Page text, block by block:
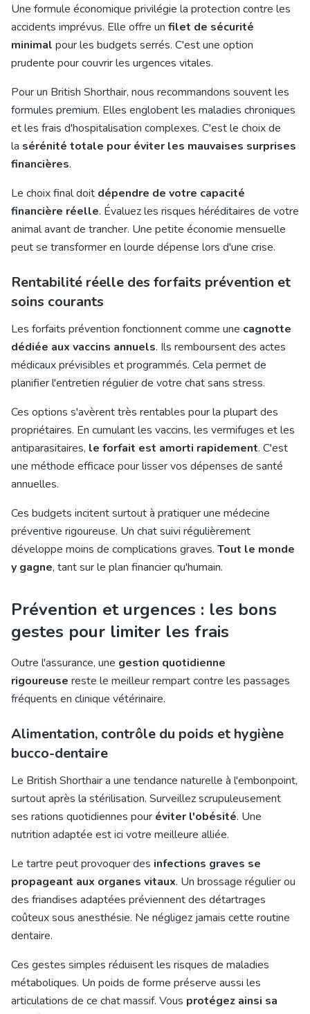
Une formule économique privilégie la protection contre les
accidents imprévus. Elle offre un filet de sécurité
minimal pour les budgets serrés. C'est une option
prudente pour couvrir les urgences vitales.
Pour un British Shorthair, nous recommandons souvent les
formules premium. Elles englobent les maladies chroniques
et les frais d'hospitalisation complexes. C'est le choix de
la sérénité totale pour éviter les mauvaises surprises
financières.
Le choix final doit dépendre de votre capacité
financière réelle. Évaluez les risques héréditaires de votre
animal avant de trancher. Une petite économie mensuelle
peut se transformer en lourde dépense lors d'une crise.
Rentabilité réelle des forfaits prévention et
soins courants
Les forfaits prévention fonctionnent comme une cagnotte
dédiée aux vaccins annuels. Ils remboursent des actes
médicaux prévisibles et programmés. Cela permet de
planifier l'entretien régulier de votre chat sans stress.
Ces options s'avèrent très rentables pour la plupart des
propriétaires. En cumulant les vaccins, les vermifuges et les
antiparasitaires, le forfait est amorti rapidement. C'est
une méthode efficace pour lisser vos dépenses de santé
annuelles.
Ces budgets incitent surtout à pratiquer une médecine
préventive rigoureuse. Un chat suivi régulièrement
développe moins de complications graves. Tout le monde
y gagne, tant sur le plan financier qu'humain.
Prévention et urgences : les bons
gestes pour limiter les frais
Outre l'assurance, une gestion quotidienne
rigoureuse reste le meilleur rempart contre les passages
fréquents en clinique vétérinaire.
Alimentation, contrôle du poids et hygiène
bucco-dentaire
Le British Shorthair a une tendance naturelle à l'embonpoint,
surtout après la stérilisation. Surveillez scrupuleusement
ses rations quotidiennes pour éviter l'obésité. Une
nutrition adaptée est ici votre meilleure alliée.
Le tartre peut provoquer des infections graves se
propageant aux organes vitaux. Un brossage régulier ou
des friandises adaptées préviennent des détartrages
coûteux sous anesthésie. Ne négligez jamais cette routine
dentaire.
Ces gestes simples réduisent les risques de maladies
métaboliques. Un poids de forme préserve aussi les
articulations de ce chat massif. Vous protégez ainsi sa